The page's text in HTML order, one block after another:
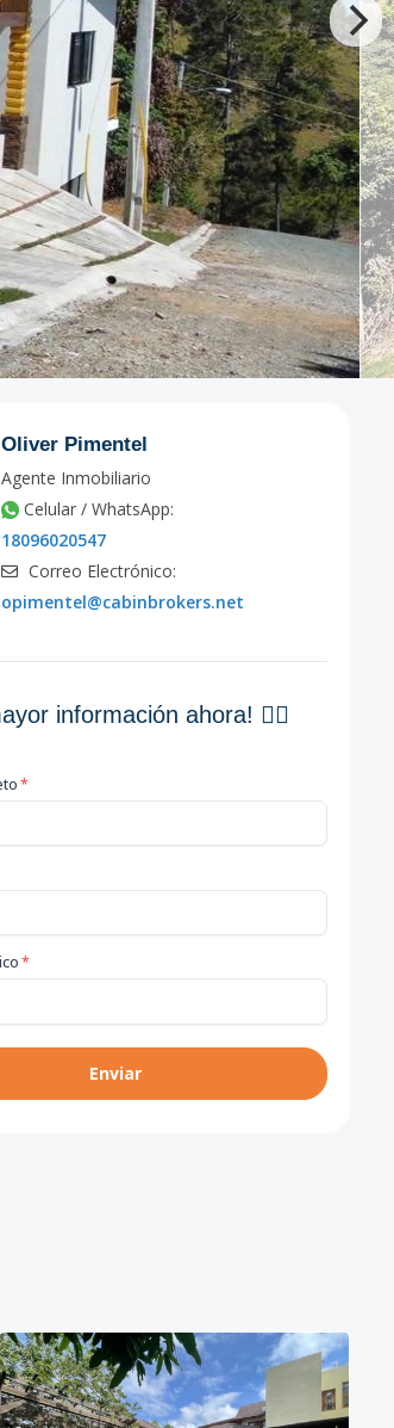
Oliver Pimentel
Agente Inmobiliario
Celular / WhatsApp:
18096020547
Correo Electrónico:
opimentel@cabinbrokers.net
información ahora! 👇🏽
*
*
Enviar